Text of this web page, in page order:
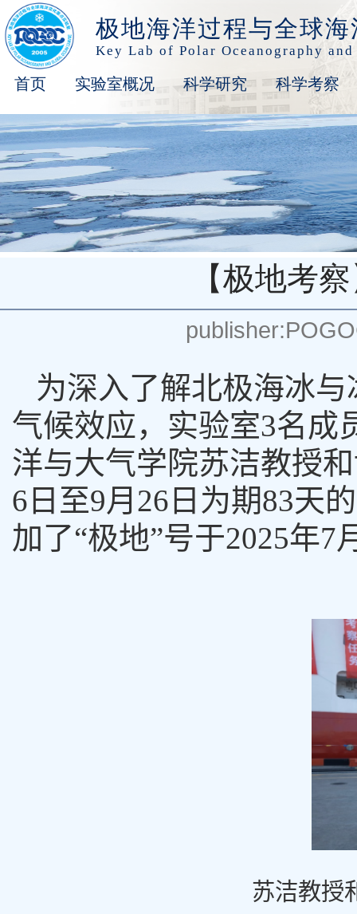
极地海洋过程与全球
Key Lab of Polar Oceanography
首页 实验室概况 科学研究 科学考察
【极地考
为深入了解北极海冰与
气候效应，实验室3名成
洋与大气学院苏洁教授
6 日至9月 26 日为期83天
加了“极地”号于2025年7
苏洁教授